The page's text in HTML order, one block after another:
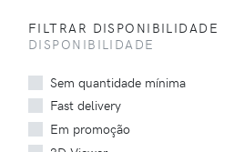
FILTRAR DISPONIBILIDADE
DISPONIBILIDADE
Sem quantidade mínima
Fast delivery
Em promoção